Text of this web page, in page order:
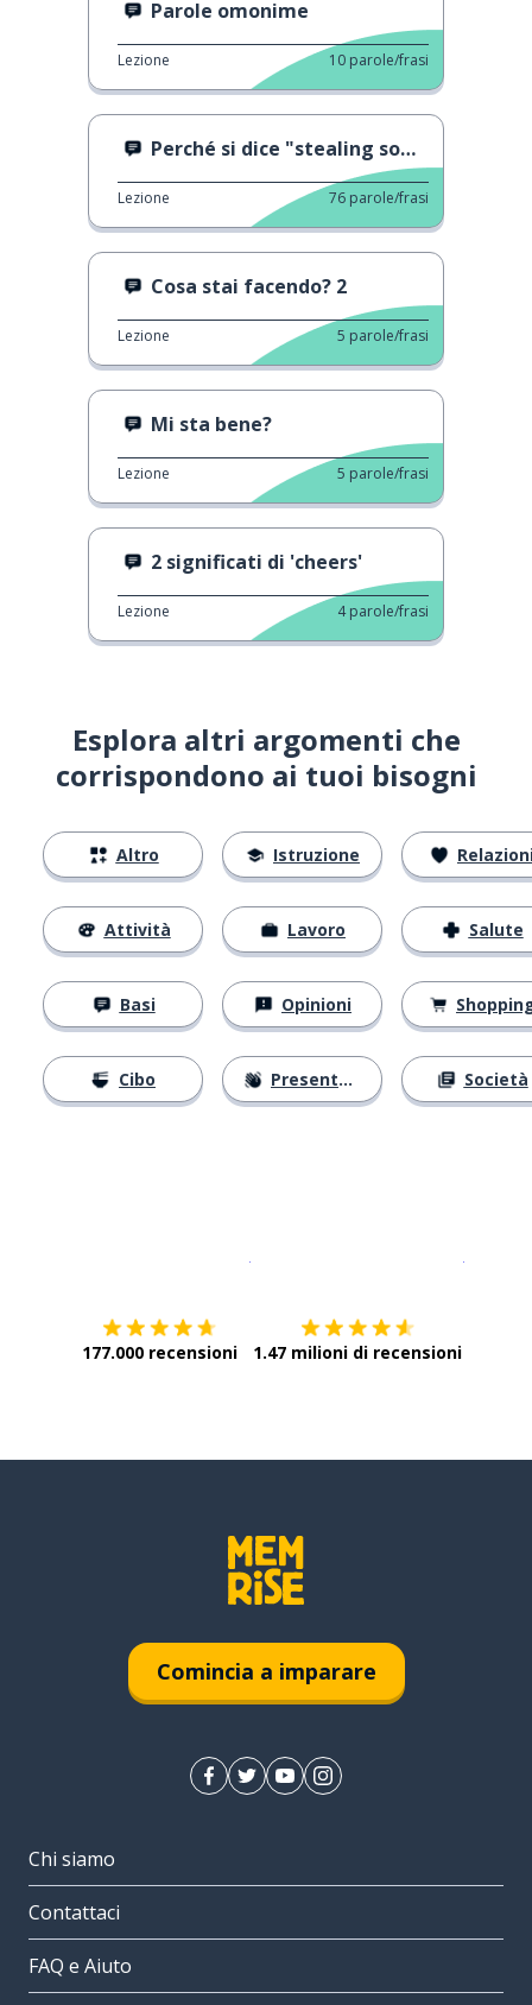
Parole omonime
Lezione 10 parole/frasi
Perché si dice "stealing someone's thunder"
Lezione 76 parole/frasi
Cosa stai facendo? 2
Lezione 5 parole/frasi
Mi sta bene?
Lezione 5 parole/frasi
2 significati di 'cheers'
Lezione 4 parole/frasi
Esplora altri argomenti che
corrispondono ai tuoi bisogni
Altro
Attività
Basi
Cibo
Istruzione
Lavoro
Opinioni
Presentarsi
Salute
Società
177.000 recensioni 1.47 milioni di recensioni
Comincia a imparare
Chi siamo
Contattaci
FAQ e Aiuto